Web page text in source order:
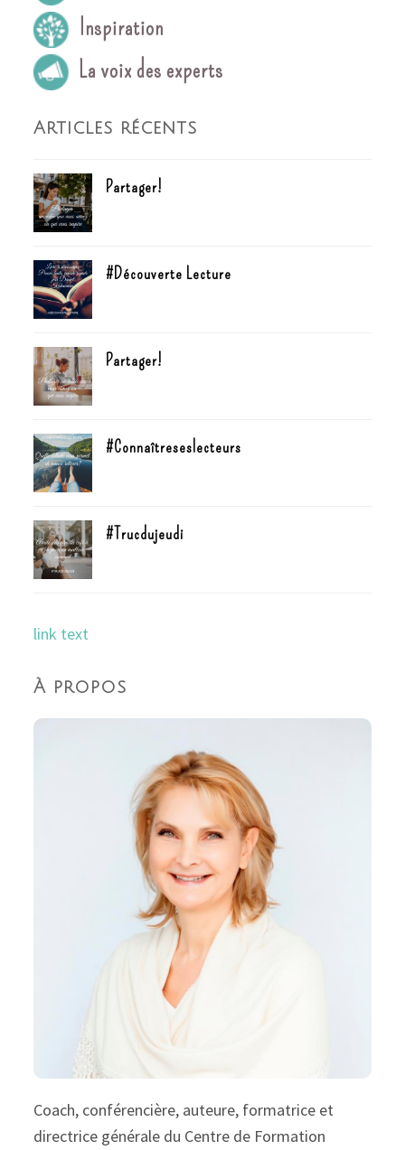
Inspiration
La voix des experts
Articles récents
Partager!
#Découverte Lecture
Partager!
#Connaîtreseslecteurs
#Trucdujeudi
link text
À propos
Coach, conférencière, auteure, formatrice et
directrice générale du Centre de Formation